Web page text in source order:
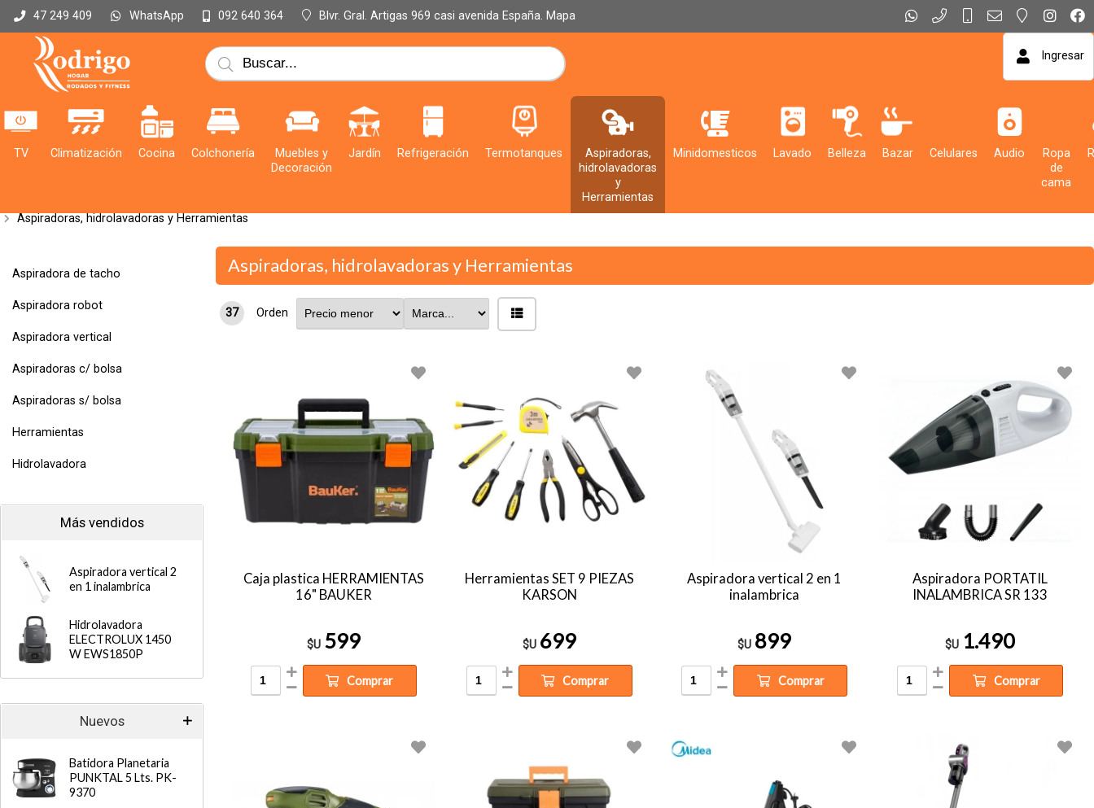
47 249 409 WhatsApp 092 640 364 Blvr. Gral. Artigas 969 casi avenida España. Mapa
Ingresar
TV Climatización Cocina Colchonería
Muebles y
Decoración
Jardín Refrigeración Termotanques
Aspiradoras,
hidrolavadoras
y
Herramientas
Minidomesticos Lavado Belleza Bazar Celulares Audio
Ropa
de
cama
Aspiradoras, hidrolavadoras y Herramientas
Aspiradora de tacho
Aspiradora robot
Aspiradora vertical
Aspiradoras c/ bolsa
Aspiradoras s/ bolsa
Herramientas
Hidrolavadora
Más vendidos
Aspiradora vertical 2
en 1 inalambrica
Hidrolavadora
ELECTROLUX 1450
W EWS1850P
Nuevos
Batidora Planetaria
PUNKTAL 5 Lts. PK-
9370
Aspiradoras, hidrolavadoras y Herramientas
37 Orden
Caja plastica HERRAMIENTAS
16" BAUKER
$U 599
Comprar
Herramientas SET 9 PIEZAS
KARSON
$U 699
Comprar
Aspiradora vertical 2 en 1
inalambrica
$U 899
Comprar
Aspiradora PORTATIL
INALAMBRICA SR 133
$U 1.490
Comprar